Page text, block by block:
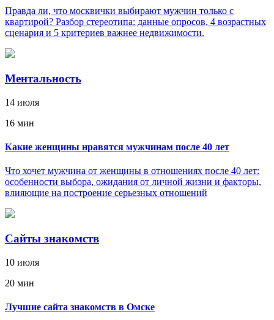
Правда ли, что москвички выбирают мужчин только с
квартирой? Разбор стереотипа: данные опросов, 4 возрастных
сценария и 5 критериев важнее недвижимости.
Ментальность
14 июля
16 мин
Какие женщины нравятся мужчинам после 40 лет
Что хочет мужчина от женщины в отношениях после 40 лет:
особенности выбора, ожидания от личной жизни и факторы,
влияющие на построение серьезных отношений
Сайты знакомств
10 июля
20 мин
Лучшие сайта знакомств в Омске